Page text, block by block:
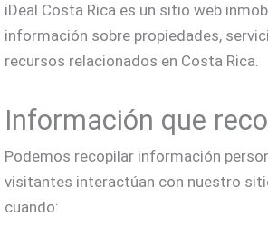
iDeal Costa Rica es un sitio web
información sobre propiedades,
recursos relacionados en Costa Rica.
Información que
Podemos recopilar información
visitantes interactúan con nuestro
cuando: